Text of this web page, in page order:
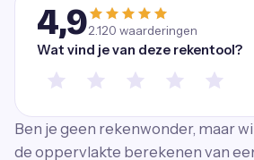
4,92.120 waarderingen
Wat vind je van deze rekentool?
Ben je geen rekenwonder, maar
de oppervlakte berekenen van